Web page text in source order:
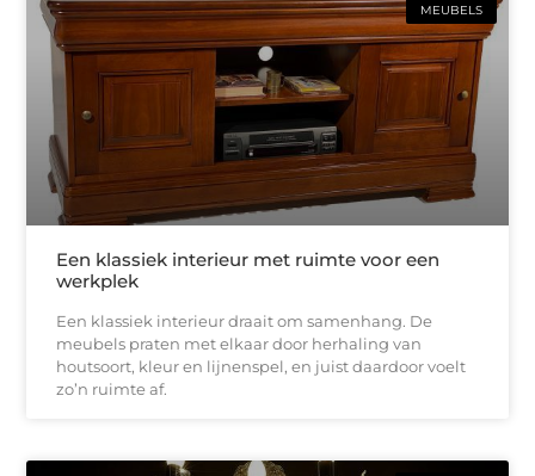
MEUBELS
Een klassiek interieur met ruimte voor een
werkplek
Een klassiek interieur draait om samenhang. De
meubels praten met elkaar door herhaling van
houtsoort, kleur en lijnenspel, en juist daardoor voelt
zo’n ruimte af.